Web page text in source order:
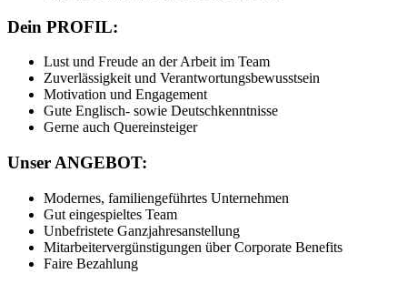
Dein PROFIL:
Lust und Freude an der Arbeit im Team
Zuverlässigkeit und Verantwortungsbewusstsein
Motivation und Engagement
Gute Englisch- sowie Deutschkenntnisse
Gerne auch Quereinsteiger
Unser ANGEBOT:
Modernes, familiengeführtes Unternehmen
Gut eingespieltes Team
Unbefristete Ganzjahresanstellung
Mitarbeitervergünstigungen über Corporate Benefits
Faire Bezahlung